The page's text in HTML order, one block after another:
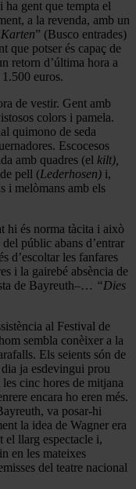
ha gent que tempta el
a la revenda, amb un
” (Busco entrades)
que potser és capaç de
retorn d’última hora a
euros.
de vestir. Gent amb
colors i pamela.
quimono de seda
Escocesos
amb quadres (el kilt),
pell (Lederhosen) i,
i melòmans amb els
hi és norma tàcita i això
públic abans d’entrar
d’escoltar les fanfares
i la gairebé absència de
de Bayreuth–… “Dies
al Festival de
sembla conèixer a la
Els seients són de
ja esdevingui prou
cinc hores de mitjana
encara ho eren més.
va posar-hi
la idea de Wagner era
el llarg espectacle i,
en les mateixes
del teatre nacional